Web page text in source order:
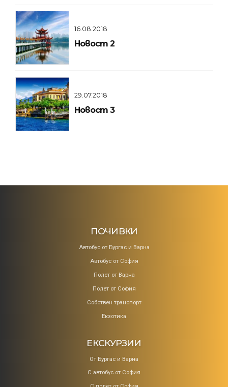
16.08.2018
Новост 2
29.07.2018
Новост 3
ПОЧИВКИ
Aвтобус от Бургас и Варна
Автобус от София
Полет от Варна
Полет от София
Собствен транспорт
Екзотика
ЕКСКУРЗИИ
От Бургас и Варна
С автобус от София